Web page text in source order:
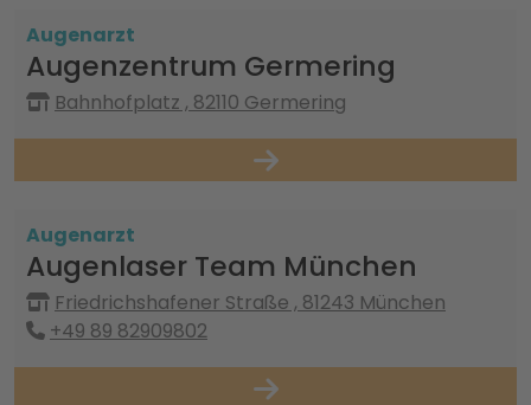
Augenarzt
Augenzentrum Germering
Bahnhofplatz , 82110 Germering
Augenarzt
Augenlaser Team München
Friedrichshafener Straße , 81243 München
+49 89 82909802